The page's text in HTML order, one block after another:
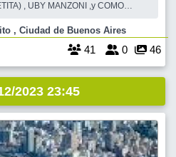
, UBY MANZONI ,y COMO
BAILANDO A TODO RITMO ! LOS
Caballito , Ciudad de Buenos Aires
41 0 46
2023 23:45